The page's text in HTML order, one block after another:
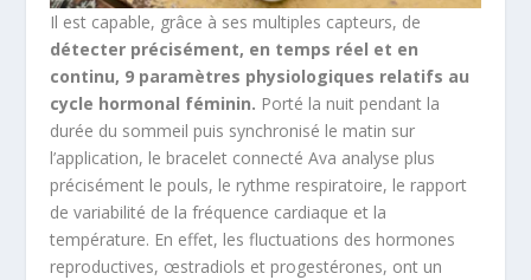
Il est capable, grâce à ses multiples capteurs, de
détecter précisément, en temps réel et en
continu, 9 paramètres physiologiques relatifs au
cycle hormonal féminin. Porté la nuit pendant la
durée du sommeil puis synchronisé le matin sur
l’application, le bracelet connecté Ava analyse plus
précisément le pouls, le rythme respiratoire, le rapport
de variabilité de la fréquence cardiaque et la
température. En effet, les fluctuations des hormones
reproductives, œstradiols et progestérones, ont un